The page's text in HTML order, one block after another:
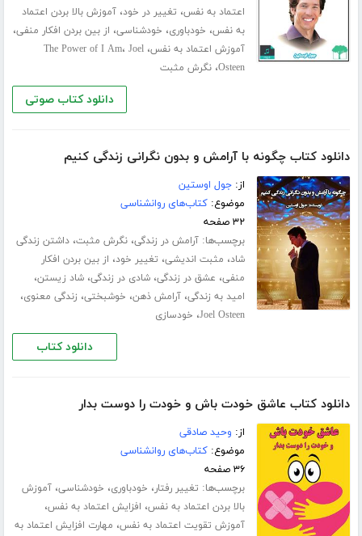
اعتماد به نفس، تغییر در خود،آموزش بالا بردن اعتماد
به نفس، خودباوری، خودشناسی، از بین بردن افکار منفی،
آموزش اعتماد به نفس، The Power of I Am، Joel
Osteen،نگرش مثبت
دانلود کتاب صوتی
دانلود کتاب چگونه با آرامش و بدون نگرانی زندگی کنیم
از:جول اوستین
موضوع:کتاب‌های روانشناسی
۳۲ صفحه
برچسب‌ها:آرامش در زندگی،نگرش مثبت،داشتن زندگی
شاد، مثبت اندیشی، تغییر خود، از بین بردن افکار
منفی، عشق در زندگی،شادی در زندگی،شاد زیستن،
امید به زندگی،آرامش ذهن، خوشبختی، زندگی معنوی،
Joel Osteen، خودسازی
دانلود کتاب
دانلود کتاب عاشق خودت باش و خودت را دوست بدار
از: وحید صادقی
موضوع:کتاب‌های روانشناسی
۳۶ صفحه
برچسب‌ها: تغییر رفتار، خودباوری، خودشناسی،آموزش
بالا بردن اعتماد به نفس، افزایش اعتماد به نفس،
آموزش تقویت اعتماد به نفس، مهارت افزایش اعتماد به